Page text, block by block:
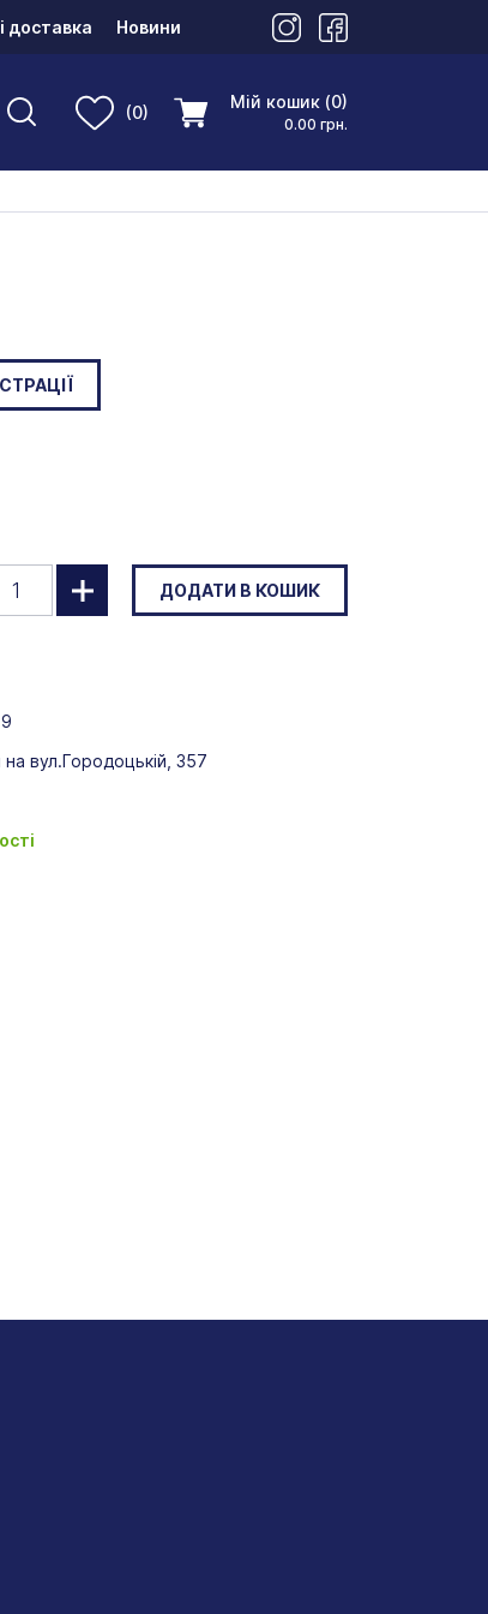
доставка Новини
(0)
Мій кошик (0)
0.00 грн.
ДОДАТИ В КОШИК
на вул.Городоцькій, 357